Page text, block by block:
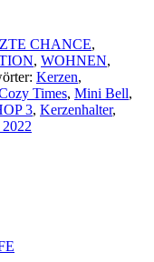
CHANCE,
, WOHNEN,
Kerzen,
Times, Mini Bell,
3, Kerzenhalter,